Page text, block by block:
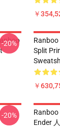
￥
-20%
Ranboo
Split
￥
-20%
Ranboo
Ender